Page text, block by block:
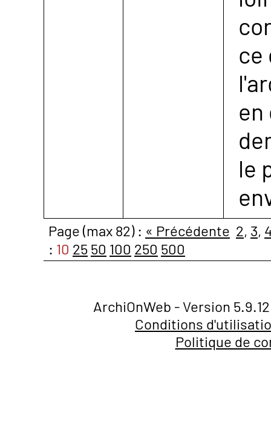
ce
en
le
Page (max 82) : « Précédente 2, 3,
: 10 25 50 100 250 500
ArchiOnWeb - Version
Conditions
Politique de